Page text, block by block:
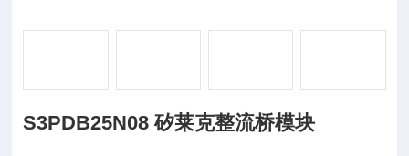
S3PDB25N08 矽莱克整流桥模块